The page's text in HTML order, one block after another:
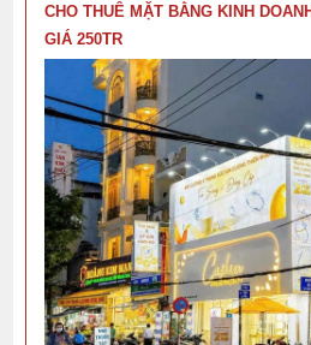
CHO THUÊ MẶT BẰNG KINH
GIÁ 250TR